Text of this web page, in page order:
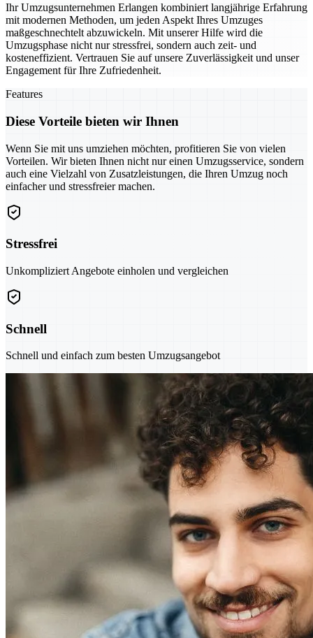
Ihr Umzugsunternehmen Erlangen kombiniert langjährige Erfahrung
mit modernen Methoden, um jeden Aspekt Ihres Umzuges
maßgeschnechtelt abzuwickeln. Mit unserer Hilfe wird die
Umzugsphase nicht nur stressfrei, sondern auch zeit- und
kosteneffizient. Vertrauen Sie auf unsere Zuverlässigkeit und unser
Engagement für Ihre Zufriedenheit.
Features
Diese Vorteile bieten wir Ihnen
Wenn Sie mit uns umziehen möchten, profitieren Sie von vielen
Vorteilen. Wir bieten Ihnen nicht nur einen Umzugsservice, sondern
auch eine Vielzahl von Zusatzleistungen, die Ihren Umzug noch
einfacher und stressfreier machen.
Stressfrei
Unkompliziert Angebote einholen und vergleichen
Schnell
Schnell und einfach zum besten Umzugsangebot